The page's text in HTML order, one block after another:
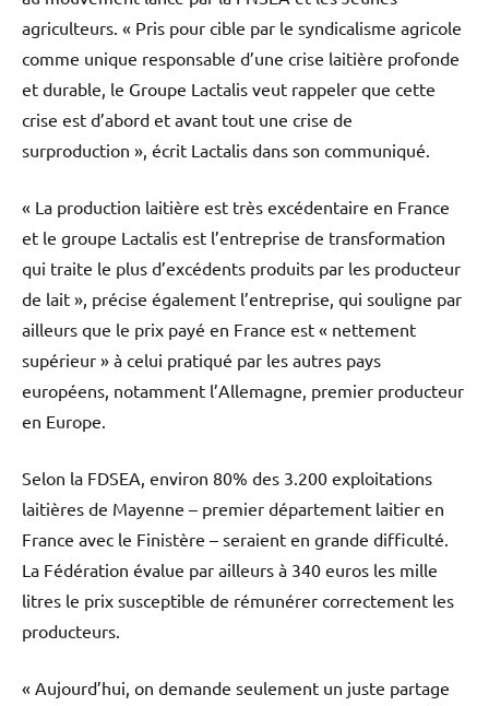
agriculteurs. « Pris pour cible par le syndicalisme agricole
comme unique responsable d’une crise laitière profonde
et durable, le Groupe Lactalis veut rappeler que cette
crise est d’abord et avant tout une crise de
surproduction », écrit Lactalis dans son communiqué.
« La production laitière est très excédentaire en France
et le groupe Lactalis est l’entreprise de transformation
qui traite le plus d’excédents produits par les producteur
de lait », précise également l’entreprise, qui souligne par
ailleurs que le prix payé en France est « nettement
supérieur » à celui pratiqué par les autres pays
européens, notamment l’Allemagne, premier producteur
en Europe.
Selon la FDSEA, environ 80% des 3.200 exploitations
laitières de Mayenne – premier département laitier en
France avec le Finistère – seraient en grande difficulté.
La Fédération évalue par ailleurs à 340 euros les mille
litres le prix susceptible de rémunérer correctement les
producteurs.
« Aujourd’hui, on demande seulement un juste partage